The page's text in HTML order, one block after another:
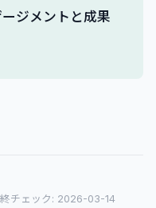
ジメントと成果
チェック: 2026-03-14